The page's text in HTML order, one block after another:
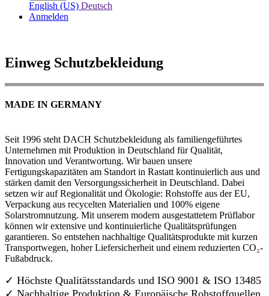
English (US) Deutsch
Anmelden
Einweg Schutzbekleidung
MADE IN GERMANY
Seit 1996 steht DACH Schutzbekleidung als familiengeführtes
Unternehmen mit Produktion in Deutschland für Qualität,
Innovation und Verantwortung. Wir bauen unsere
Fertigungskapazitäten am Standort in Rastatt kontinuierlich aus und
stärken damit den Versorgungssicherheit in Deutschland. Dabei
setzen wir auf Regionalität und Ökologie: Rohstoffe aus der EU,
Verpackung aus recycelten Materialien und 100% eigene
Solarstromnutzung. Mit unserem modern ausgestattetem Prüflabor
können wir extensive und kontinuierliche Qualitätsprüfungen
garantieren. So entstehen nachhaltige Qualitätsprodukte mit kurzen
Transportwegen, hoher Liefersicherheit und einem reduzierten CO₂-
Fußabdruck.
✓ Höchste Qualitätsstandards und ISO 9001 & ISO 13485
✓ Nachhaltige Produktion & Europäische Rohstoffquellen